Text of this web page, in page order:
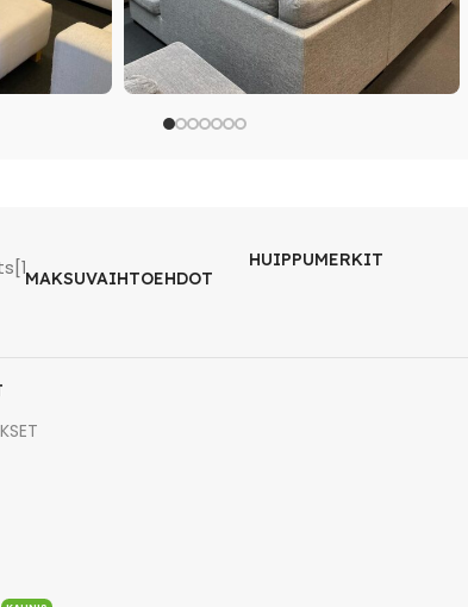
MAKSUVAIHTOEHDOT
HUIPPUMERKIT